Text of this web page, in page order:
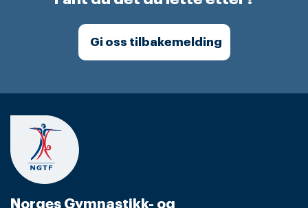
Gi oss tilbakemelding
Norges Gymnastikk- og